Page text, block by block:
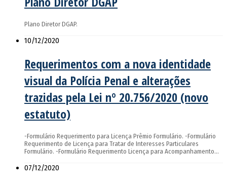
Plano Diretor DGAP.
10/12/2020
Requerimentos com a nova identidade
visual da Polícia Penal e alterações
trazidas pela Lei nº 20.756/2020 (novo
estatuto)
-Formulário Requerimento para Licença Prêmio Formulário. -Formulário
Requerimento de Licença para Tratar de Interesses Particulares
Formulário. -Formulário Requerimento Licença para Acompanhamento…
07/12/2020